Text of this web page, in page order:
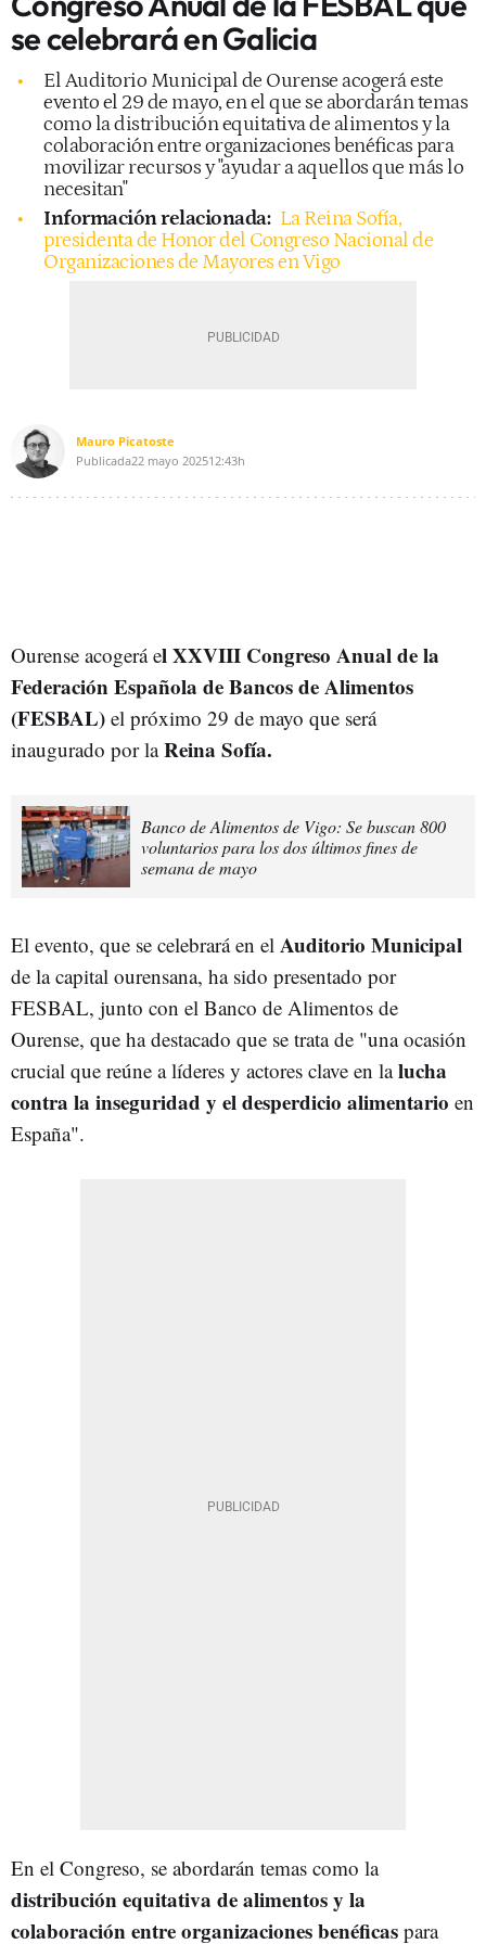
se celebrará en Galicia
El Auditorio Municipal de Ourense acogerá este
evento el 29 de mayo, en el que se abordarán temas
como la distribución equitativa de alimentos y la
colaboración entre organizaciones benéficas para
movilizar recursos y "ayudar a aquellos que más lo
necesitan"
Información relacionada: La Reina Sofía,
presidenta de Honor del Congreso Nacional de
Organizaciones de Mayores en Vigo
Mauro Picatoste
Publicada22 mayo 202512:43h
Ourense acogerá el XXVIII Congreso Anual de la
Federación Española de Bancos de Alimentos
(FESBAL) el próximo 29 de mayo que será
inaugurado por laReina Sofía.
Banco de Alimentos de Vigo: Se buscan 800
voluntarios para los dos últimos fines de
semana de mayo
El evento, que se celebrará en el Auditorio Municipal
de la capital ourensana, ha sido presentado por
FESBAL, junto con el Banco de Alimentos de
Ourense, que ha destacado que se trata de "una ocasión
crucial que reúne a líderes y actores clave en lalucha
contra la inseguridad y el desperdicio alimentario en
España".
En el Congreso, se abordarán temas como la
distribución equitativa de alimentos y la
colaboración entre organizaciones benéficas para